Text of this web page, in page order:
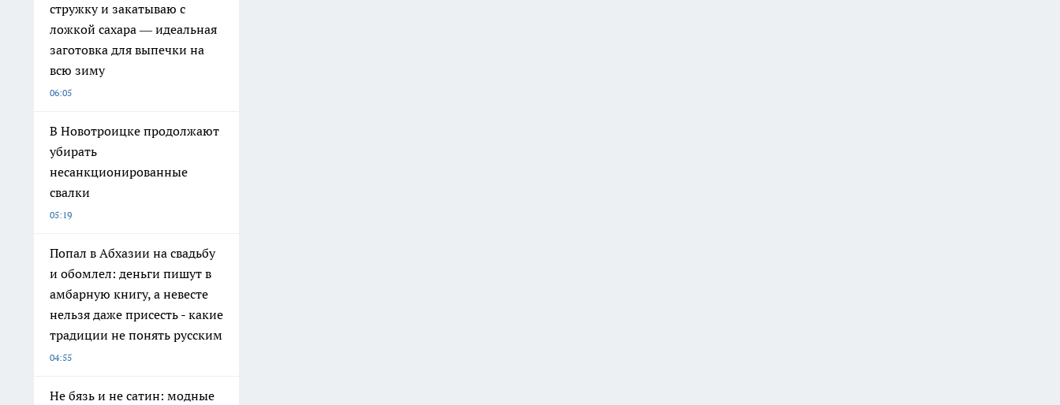
стружку и закатываю с
ложкой сахара — идеальная
заготовка для выпечки на
всю зиму
06:05
В Новотроицке продолжают
убирать
несанкционированные
свалки
05:19
Попал в Абхазии на свадьбу
и обомлел: деньги пишут в
амбарную книгу, а невесте
нельзя даже присесть - какие
традиции не понять русским
04:55
Не бязь и не сатин: модные